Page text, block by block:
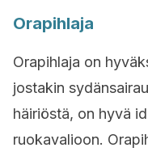
Orapihlaja
Orapihlaja on
jostakin
häiriöstä, on hyvä
ruokavalioon.